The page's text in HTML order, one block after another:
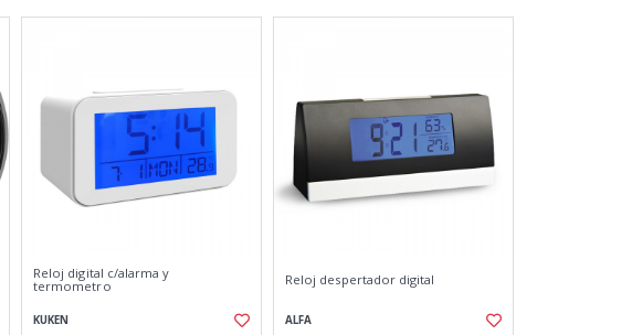
Reloj digital c/alarma y
termometro
KUKEN
Reloj despertador digital
ALFA